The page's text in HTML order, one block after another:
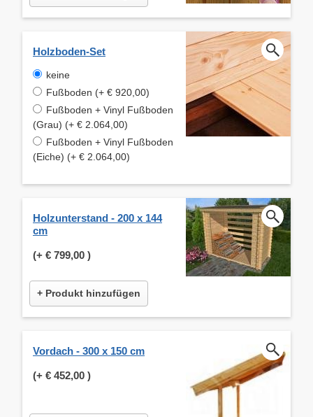
Holzboden-Set
keine
Fußboden (+ € 920,00)
Fußboden + Vinyl Fußboden
(Grau) (+ € 2.064,00)
Fußboden + Vinyl Fußboden
(Eiche) (+ € 2.064,00)
Holzunterstand - 200 x 144
cm
(+ € 799,00 )
+ Produkt hinzufügen
Vordach - 300 x 150 cm
(+ € 452,00 )